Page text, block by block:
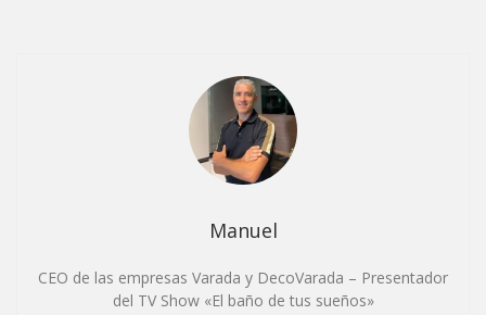
Manuel
CEO de las empresas Varada y DecoVarada – Presentador
del TV Show «El baño de tus sueños»